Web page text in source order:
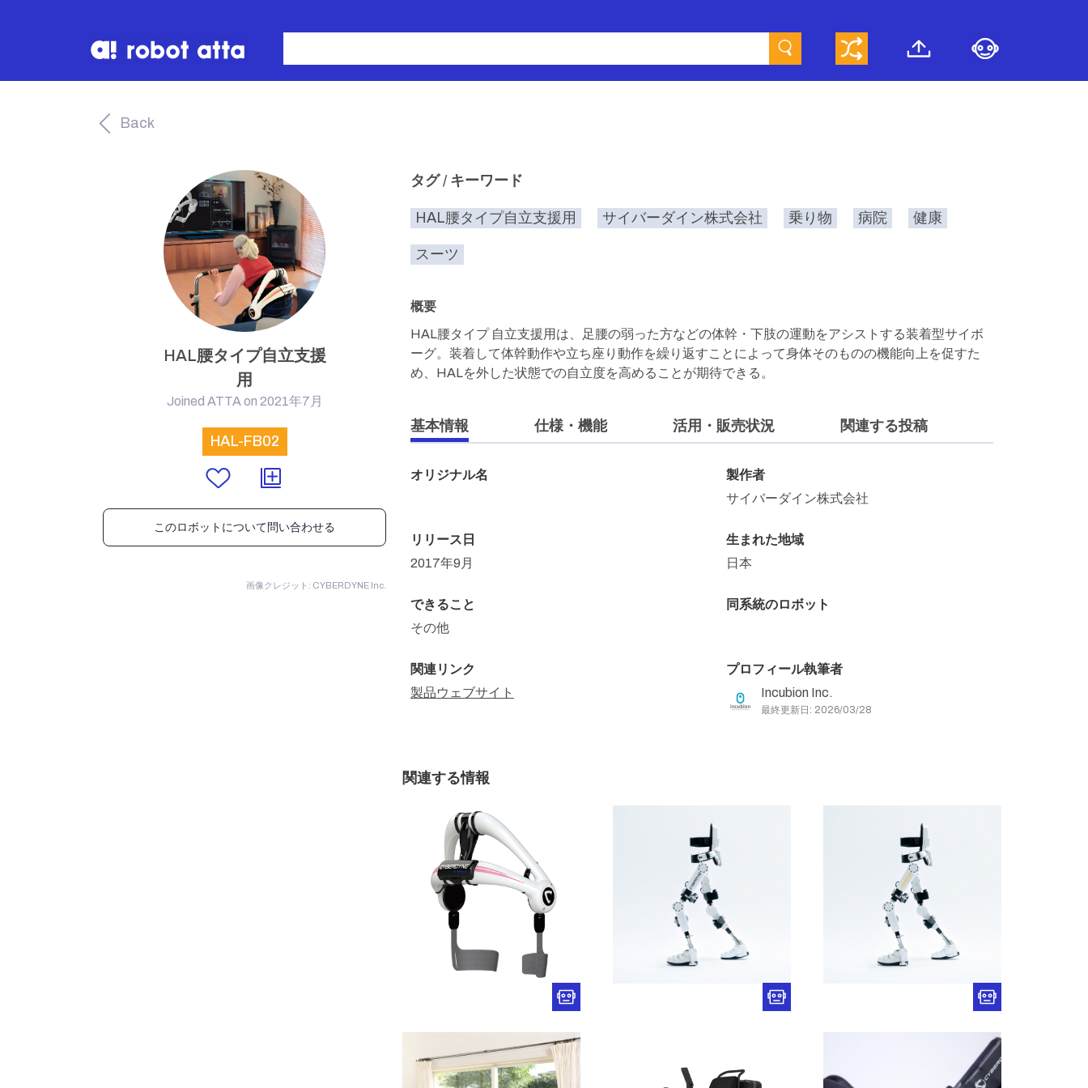
Back
HAL腰タイプ自立支援
用
Joined ATTA on 2021年7月
HAL-FB02
このロボットについて問い合わせる
画像クレジット: CYBERDYNE Inc.
タグ / キーワード
HAL腰タイプ自立支援用 サイバーダイン株式会社 乗り物 病院 健康
スーツ
概要
HAL腰タイプ 自立支援用は、足腰の弱った方などの体幹・下肢の運動をアシストする装着型サイボ
ーグ。装着して体幹動作や立ち座り動作を繰り返すことによって身体そのものの機能向上を促すた
め、HALを外した状態での自立度を高めることが期待できる。
基本情報 仕様・機能 活用・販売状況 関連する投稿
オリジナル名
製作者
サイバーダイン株式会社
リリース日
2017年9月
生まれた地域
日本
できること
その他
同系統のロボット
関連リンク
製品ウェブサイト
プロフィール執筆者
Incubion Inc.
最終更新日: 2026/03/28
関連する情報